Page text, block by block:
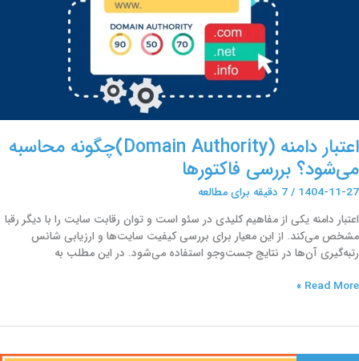
اعتبار دامنه (Domain Authority)چگونه محاسبه
می‌شود؟ بررسی فاکتورها
1404-11-27
/7 دقیقه برای مطالعه
اعتبار دامنه یکی از مفاهیم کلیدی در سئو است و توان رقابت سایت را با دیگر رقبا
مشخص می‌کند. از این معیار برای بررسی کیفیت سایت‌ها و ارزیابی شانس
رتبه‌گیری آن‌ها در نتایج جست‌وجو استفاده می‌شود. در این مطلب به
Read More »